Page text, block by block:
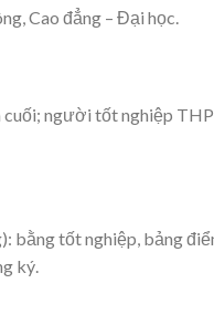
Cao đẳng – Đại học.
người tốt nghiệp
bằng tốt nghiệp, bảng
ký.